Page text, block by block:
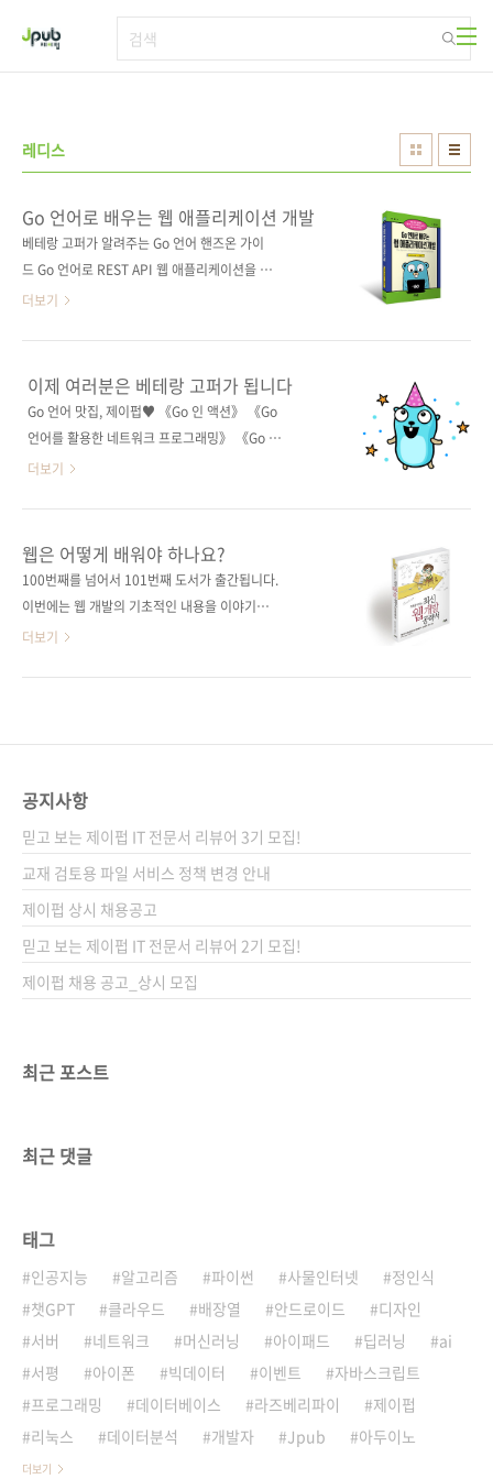
레디스
Go 언어로 배우는 웹 애플리케이션 개발
베테랑 고퍼가 알려주는 Go 언어 핸즈온 가이
드 Go 언어로 REST API 웹 애플리케이션을 개
발할 때 반드시 알아야 할 지식을 알려준다. 전반
하고, 후반부에는 본격적으로 Go 언어를 활용해
ToDo 애플리케이션을 만들면서 환경 설정, 도커
컨테이너 작성, CI/CD 설정, 테스트 작성을 다룬
정을 반복하면서 실제 업무에 적용할 수 있는
API 서버 구축 방법을 배울 수 있다. 베테랑 고퍼
픈소스를 사용한 코딩 기법까지 Go 언어 애플리
케이션 개발에 필요한 모든 것을 익힐 수 있
다. 도서 구매 사이트(가나다순) [교보문..
더보기
이제 여러분은 베테랑 고퍼가 됩니다
Go 언어 맛집, 제이펍♥ 《Go 인 액션》 《Go
언어를 활용한 네트워크 프로그래밍》 《Go 언
어를 활용한 분산 서비스 개발》 《실무에 바로
소개했으니 생략하겠습니다. 상단의 책들을 참
고해주세요(이번 책까지 출간 예정이니 제이펍
은 명실상부한 'Go 언어 맛집'이 아닌가 싶습니
는 Go 언어의 장점을 이야기하지 않고 넘어가면
아쉬우니 고성능 웹 애플리케이션을 개발할 때
일 바이너리 파..
더보기
웹은 어떻게 배워야 하나요?
100번째를 넘어서 101번째 도서가 출간됩니다.
이번에는 웹 개발의 기초적인 내용을 이야기하
고자 합니다. 웹의 세계는 정말 방대하고 그에 해
발 공략서》에서 그 길을 발견하실 수 있으리라
에 대해서 모든 것을 깊이 알 필요는 없지만 알고
있는 것과 모르는 것에 차이가 분명한 것처럼 다
양한 기술이 어떤 효용성을 가졌는지 파악하고
웹 개발의 프로세스를 순서대로 배워가면서 숙
달된 개발자로 가는 길을 그려갈 수 있는 그런 입
문서라고 생각합니다..
더보기
공지사항
믿고 보는 제이펍 IT 전문서 리뷰어 3기 모집!
교재 검토용 파일 서비스 정책 변경 안내
제이펍 상시 채용공고
믿고 보는 제이펍 IT 전문서 리뷰어 2기 모집!
제이펍 채용 공고_상시 모집
최근 포스트
최근 댓글
태그
인공지능 알고리즘 파이썬 사물인터넷
정인식
챗GPT
클라우드 배장열 안드로이드
디자인
서버
네트워크 머신러닝 아이패드 딥러닝
ai
서평
아이폰 빅데이터 이벤트
자바스크립트
프로그래밍
데이터베이스 라즈베리파이
제이펍
리눅스
데이터분석 개발자 Jpub 아두이노
더보기